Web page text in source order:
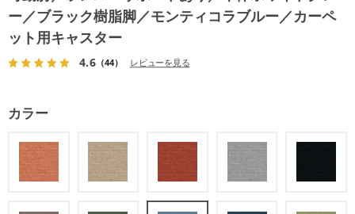
ー／ブラック樹脂脚／モンティコラブルー／カーペ
ット用キャスター
4.6（44） レビューを見る
カラー